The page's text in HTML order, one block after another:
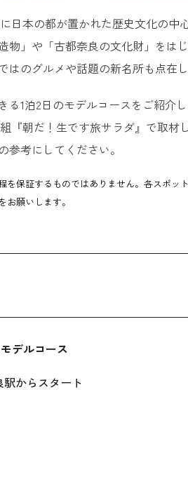
日本の都が置かれた歴史文化の
物」や「古都奈良の文化財」をは
はのグルメや話題の新名所も点在
る1泊2日のモデルコースをご紹介
『朝だ！生です旅サラダ』で取
考にしてください。
保証するものではありません。各スポ
願いします。
デルコース
からスタート